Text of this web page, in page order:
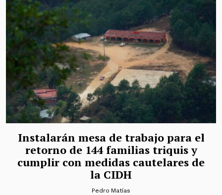
Instalarán mesa de trabajo para el
retorno de 144 familias triquis y
cumplir con medidas cautelares de
la CIDH
Pedro Matías